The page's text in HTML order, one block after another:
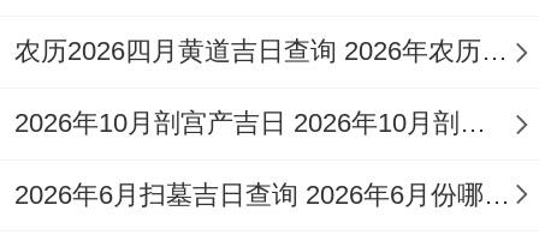
农历2026四月黄道吉日查询 2026年农历四月二十六黄道吉日查询
2026年10月剖宫产吉日 2026年10月剖腹产吉日吉时农历
2026年6月扫墓吉日查询 2026年6月份哪天适合打扫